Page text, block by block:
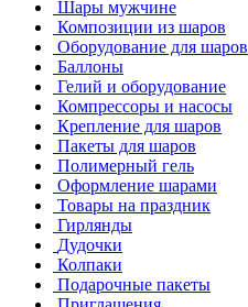
Шары мужчине
Композиции из шаров
Оборудование для шаров
Баллоны
Гелий и оборудование
Компрессоры и насосы
Крепление для шаров
Пакеты для шаров
Полимерный гель
Оформление шарами
Товары на праздник
Гирлянды
Дудочки
Колпаки
Подарочные пакеты